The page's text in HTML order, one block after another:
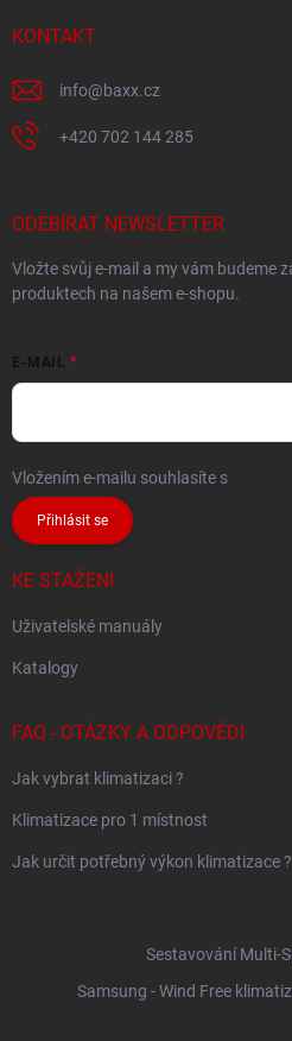
KONTAKT
info@baxx.cz
+420 702 144 285
ODEBÍRAT NEWSLETTER
Vložte svůj e-mail a my vám budeme
produktech na našem e-shopu.
E-MAIL
Vložením e-mailu souhlasíte s
Přihlásit se
KE STAŽENÍ
Uživatelské manuály
Katalogy
FAQ - OTÁZKY A ODPOVĚDI
Jak vybrat klimatizaci ?
Klimatizace pro 1 místnost
Jak určit potřebný výkon klimatizace ?
Sestavování Multi-
Samsung - Wind Free